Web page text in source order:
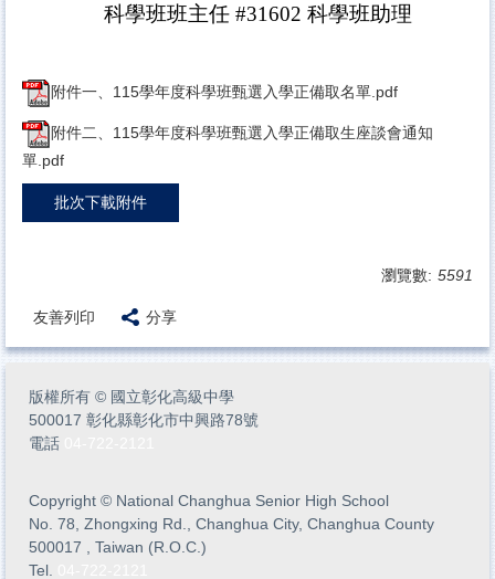
科學班班主任 #31602 科學班助理
附件一、115學年度科學班甄選入學正備取名單.pdf
附件二、115學年度科學班甄選入學正備取生座談會通知
單.pdf
批次下載附件
瀏覽數: 5591
友善列印 分享
版權所有 © 國立彰化高級中學
500017 彰化縣彰化市中興路78號
電話
Copyright © National Changhua Senior High School
No. 78, Zhongxing Rd., Changhua City, Changhua County
500017 , Taiwan (R.O.C.)
Tel.